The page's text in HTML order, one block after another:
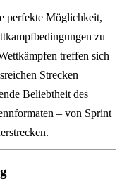
perfekte Möglichkeit,
zu
treffen sich
Strecken
Beliebtheit des
– von Sprint